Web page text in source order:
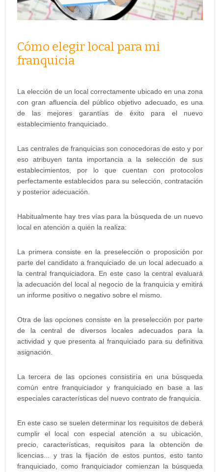
Cómo elegir local para mi
franquicia
La elección de un local correctamente ubicado en una zona
con gran afluencia del público objetivo adecuado, es una
de las mejores garantías de éxito para el nuevo
establecimiento franquiciado.
Las centrales de franquicias son conocedoras de esto y por
eso atribuyen tanta importancia a la selección de sus
establecimientos, por lo que cuentan con protocolos
perfectamente establecidos para su selección, contratación
y posterior adecuación.
Habitualmente hay tres vías para la búsqueda de un nuevo
local en atención a quién la realiza:
La primera consiste en la preselección o proposición por
parte del candidato a franquiciado de un local adecuado a
la central franquiciadora. En este caso la central evaluará
la adecuación del local al negocio de la franquicia y emitirá
un informe positivo o negativo sobre el mismo.
Otra de las opciones consiste en la preselección por parte
de la central de diversos locales adecuados para la
actividad y que presenta al franquiciado para su definitiva
asignación.
La tercera de las opciones consistiría en una búsqueda
común entre franquiciador y franquiciado en base a las
especiales características del nuevo contrato de franquicia.
En este caso se suelen determinar los requisitos de deberá
cumplir el local con especial atención a su ubicación,
precio, características, requisitos para la obtención de
licencias... y tras la fijación de estos puntos, esto tanto
franquiciado, como franquiciador comienzan la búsqueda